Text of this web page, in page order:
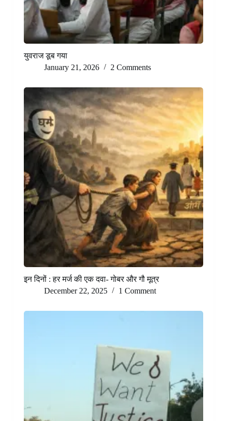
युवराज डूब गया
January 21, 2026
2 Comments
इन दिनों : हर मर्ज की एक दवा- गोबर और गौ मूत्र
December 22, 2025
1 Comment